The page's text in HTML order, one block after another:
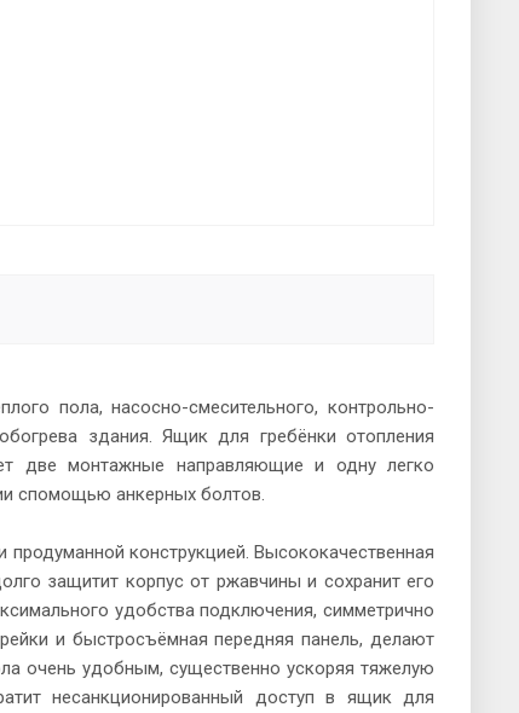
пола, насосно-смесительного, контрольно-
здания. Ящик для гребёнки отопления
две монтажные направляющие и одну легко
спомощью анкерных болтов.
конструкцией. Высококачественная
защитит корпус от ржавчины и сохранит его
удобства подключения, симметрично
и быстросъёмная передняя панель, делают
очень удобным, существенно ускоряя тяжелую
несанкционированный доступ в ящик для